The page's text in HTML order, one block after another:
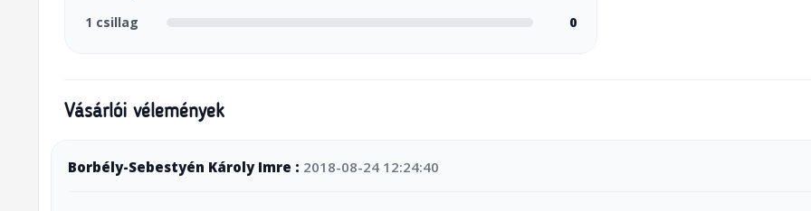
1 csillag
0
Vásárlói vélemények
Borbély-Sebestyén Károly Imre : 2018-08-24 12:24:40